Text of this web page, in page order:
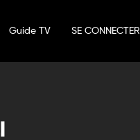
Guide TV SE CONNECTER